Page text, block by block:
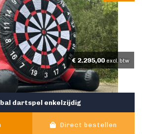
dartspel enkelzijdig
€ 2.295,00 excl. btw
Direct bestellen